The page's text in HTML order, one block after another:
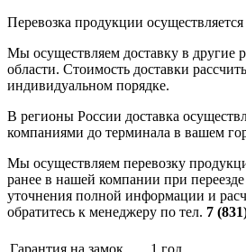
Перевозка продукции
Мы осуществляем доставку в другие
области. Стоимость доставки
индивидуальном порядке.
В регионы России доставка
компаниями до терминала в вашем
Мы осуществляем перевозку
ранее в нашей компании при
уточнения полной информации и
обратитесь к менеджеру по тел. 7
Гарантия на замок
1 год